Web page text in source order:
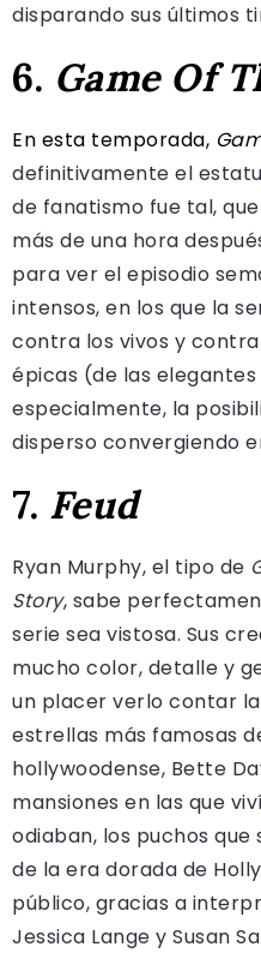
disparando sus últimos
6. Game Of
En esta temporada,
definitivamente el
de fanatismo fue tal,
más de una hora
para ver el episodio
intensos, en los que la
contra los vivos y
épicas (de las
especialmente, la
disperso convergiendo
7. Feud
Ryan Murphy, el tipo de
Story, sabe
serie sea vistosa. Sus
mucho color, detalle y
un placer verlo contar
estrellas más famosas
hollywoodense, Bette
mansiones en las que
odiaban, los puchos
de la era dorada de
público, gracias a
Jessica Lange y Susan